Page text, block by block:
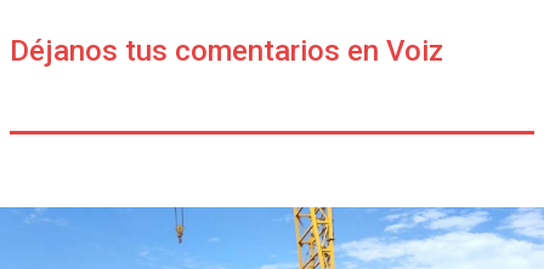
Déjanos tus comentarios en Voiz